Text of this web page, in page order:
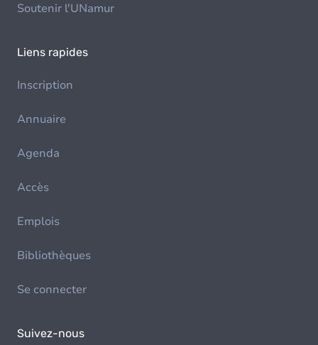
Soutenir l'UNamur
Liens rapides
Inscription
Annuaire
Agenda
Accès
Emplois
Bibliothèques
Se connecter
Suivez-nous